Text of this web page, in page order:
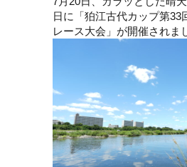
日に「狛江古代カップ第33
レース大会」が開催されま